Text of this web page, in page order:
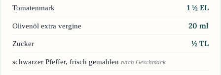
Tomatenmark 1 ½ EL
Olivenöl extra vergine 20 ml
Zucker ½ TL
schwarzer Pfeffer, frisch gemahlen nach Geschmack